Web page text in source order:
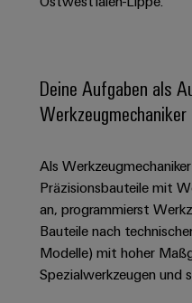
Sicherheit
für
moderne
Energienetze
Lösungen
die
spezifischen
Anforderungen
in
Feldebene
Smart
Cabinet
Building
Smart
Metering
Weidmüller
Configurator
Verteilerboxen
Koppelrelais
&
Halbleiterrelais
Trennverstärker
Weidmüller
Configurator
PCB
Connector
Services
Akkreditiertes
Labor
Newsletter
Kundenservice
Preisliste
Welt
|
Kundenmagazin
Management
Informationen
und
Zertifikate
Für
Schülerinnen
Schüler
Ausbildung
Duales
Studium
Deine Aufgaben als
Als
Präzisionsbauteile mit
an, programmierst
Bauteile nach
Modelle) mit hoher
Spezialwerkzeugen und